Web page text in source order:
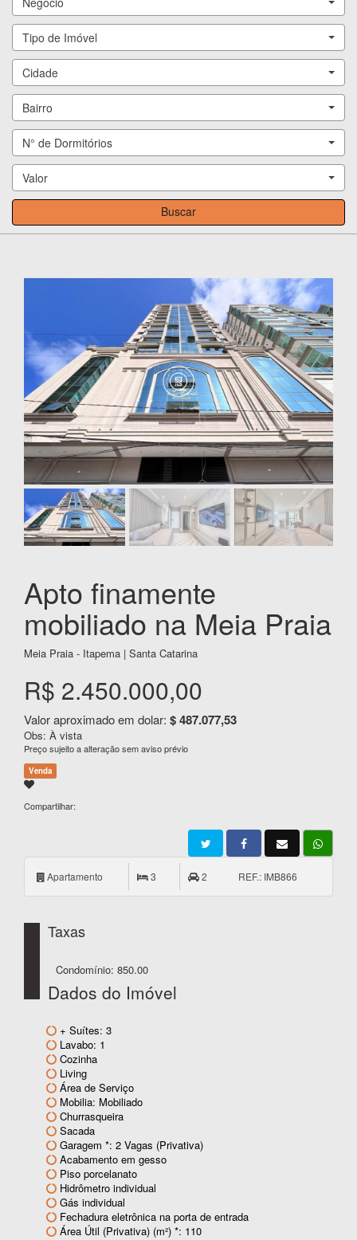
Tipo de Imóvel
Cidade
Bairro
N° de Dormitórios
Valor
Buscar
Apto finamente
mobiliado na Meia Praia
Meia Praia - Itapema | Santa Catarina
R$ 2.450.000,00
Valor aproximado em dolar: $ 487.077,53
Obs: À vista
Preço sujeito a alteração sem aviso prévio
Venda
Compartilhar:
Apartamento 3 2 REF.: IMB866
Taxas
Condomínio: 850.00
Dados do Imóvel
+ Suítes: 3
Lavabo: 1
Cozinha
Living
Área de Serviço
Mobilia: Mobiliado
Churrasqueira
Sacada
Garagem *: 2 Vagas (Privativa)
Acabamento em gesso
Piso porcelanato
Hidrômetro individual
Gás individual
Fechadura eletrônica na porta de entrada
Área Útil (Privativa) (m²) *: 110